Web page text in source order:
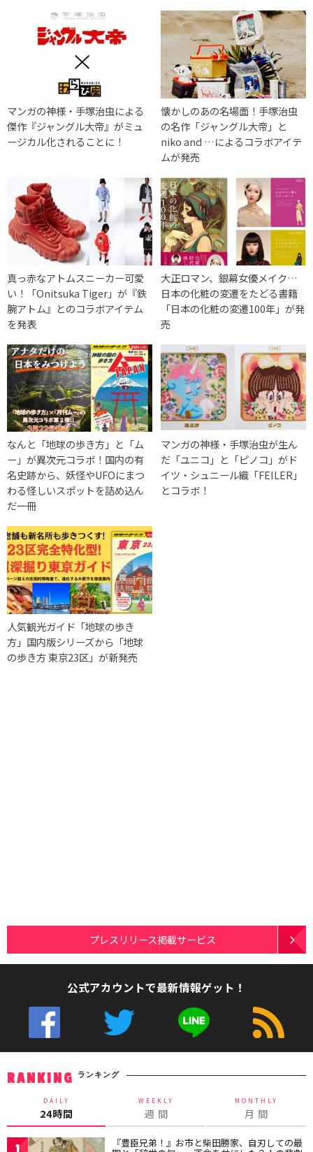
マンガの神様・手塚治虫による
傑作『ジャングル大帝』がミュ
ージカル化されることに！
懐かしのあの名場面！手塚治虫
の名作「ジャングル大帝」と
niko and …によるコラボアイテ
ムが発売
真っ赤なアトムスニーカー可愛
い！「Onitsuka Tiger」が『鉄
腕アトム』とのコラボアイテム
を発表
大正ロマン、銀幕女優メイク…
日本の化粧の変遷をたどる書籍
「日本の化粧の変遷100年」が発
売
なんと「地球の歩き方」と「ム
ー」が異次元コラボ！国内の有
名史跡から、妖怪やUFOにまつ
わる怪しいスポットを詰め込ん
だ一冊
マンガの神様・手塚治虫が生ん
だ「ユニコ」と「ピノコ」がド
イツ・シュニール織「FEILER」
とコラボ！
人気観光ガイド「地球の歩き
方」国内版シリーズから「地球
の歩き方 東京23区」が新発売
プレスリリース掲載サービス
公式アカウントで最新情報ゲット！
RANKING ランキング
DAILY
24時間
WEEKLY
週 間
MONTHLY
月 間
『豊臣兄弟！』お市と柴田勝家、自刃しての最